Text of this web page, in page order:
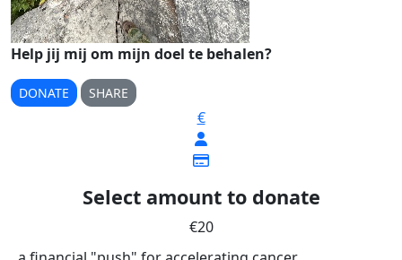
Help jij mij om mijn doel te behalen?
DONATE SHARE
€
Select amount to donate
€20